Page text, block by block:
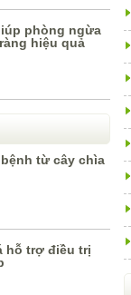
phòng ngừa
hiệu quả
từ cây chìa
hỗ trợ điều trị